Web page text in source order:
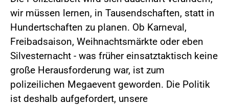
wir müssen lernen, in Tausendschaften, statt in
Hundertschaften zu planen. Ob Karneval,
Freibadsaison, Weihnachtsmärkte oder eben
Silvesternacht - was früher einsatztaktisch keine
große Herausforderung war, ist zum
polizeilichen Megaevent geworden. Die Politik
ist deshalb aufgefordert, unsere